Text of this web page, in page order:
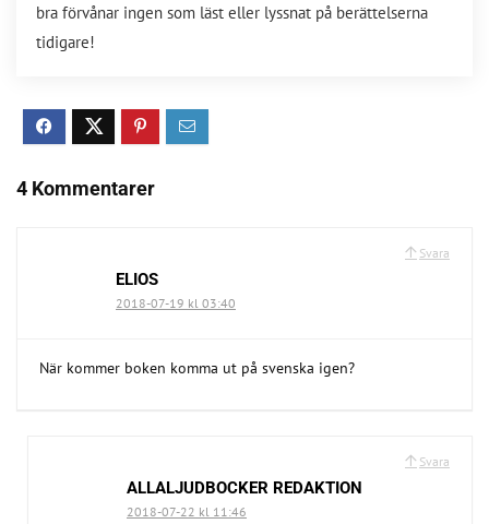
bra förvånar ingen som läst eller lyssnat på berättelserna
tidigare!
4 Kommentarer
Svara
ELIOS
2018-07-19 kl 03:40
När kommer boken komma ut på svenska igen?
Svara
ALLALJUDBOCKER REDAKTION
2018-07-22 kl 11:46